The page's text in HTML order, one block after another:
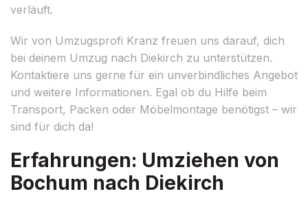
verläuft.
Wir von Umzugsprofi Kranz freuen uns darauf, dich
bei deinem Umzug nach Diekirch zu unterstützen.
Kontaktiere uns gerne für ein unverbindliches Angebot
und weitere Informationen. Egal ob du Hilfe beim
Transport, Packen oder Möbelmontage benötigst – wir
sind für dich da!
Erfahrungen: Umziehen von
Bochum nach Diekirch